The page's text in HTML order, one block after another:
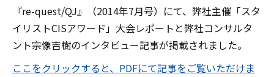
『re-quest/QJ』（2014年7月号）にて、弊社主催「スタ
イリストCISアワード」大会レポートと弊社コンサルタ
ント宗像吉樹のインタビュー記事が掲載されました。
ここをクリックすると、PDFにて記事をご覧いただけま